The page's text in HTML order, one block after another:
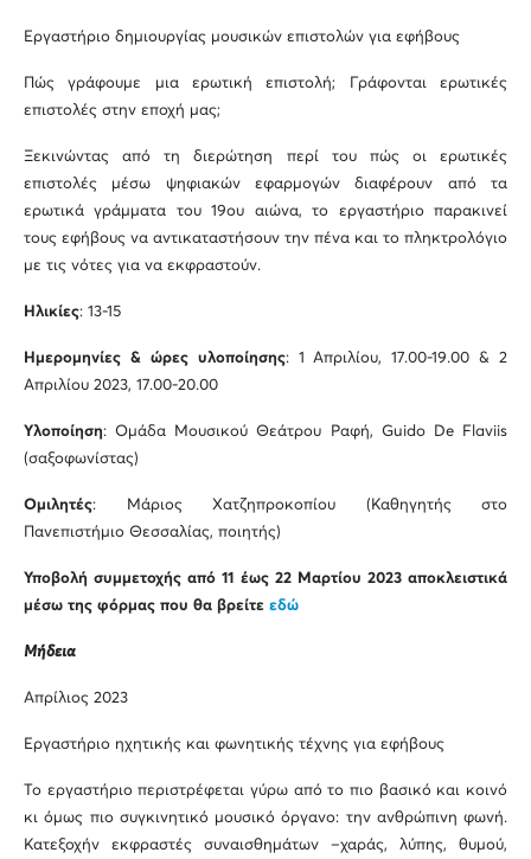
Εργαστήριο δημιουργίας μουσικών επιστολών για εφήβους
Πώς γράφουμε μια ερωτική επιστολή; Γράφονται ερωτικές
επιστολές στην εποχή μας;
Ξεκινώντας από τη διερώτηση περί του πώς οι ερωτικές
επιστολές μέσω ψηφιακών εφαρμογών διαφέρουν από τα
ερωτικά γράμματα του 19ου αιώνα, το εργαστήριο παρακινεί
τους εφήβους να αντικαταστήσουν την πένα και το πληκτρολόγιο
με τις νότες για να εκφραστούν.
Ηλικίες: 13-15
Ημερομηνίες & ώρες υλοποίησης: 1 Απριλίου, 17.00-19.00 & 2
Απριλίου 2023, 17.00-20.00
Υλοποίηση: Ομάδα Μουσικού Θεάτρου Ραφή, Guido De Flaviis
(σαξοφωνίστας)
Ομιλητές: Μάριος Χατζηπροκοπίου (Καθηγητής στο
Πανεπιστήμιο Θεσσαλίας, ποιητής)
Υποβολή συμμετοχής από 11 έως 22 Μαρτίου 2023 αποκλειστικά
μέσω της φόρμας που θα βρείτε εδώ
Μήδεια
Απρίλιος 2023
Εργαστήριο ηχητικής και φωνητικής τέχνης για εφήβους
Το εργαστήριο περιστρέφεται γύρω από το πιο βασικό και κοινό
κι όμως πιο συγκινητικό μουσικό όργανο: την ανθρώπινη φωνή.
Κατεξοχήν εκφραστές συναισθημάτων –χαράς, λύπης, θυμού,